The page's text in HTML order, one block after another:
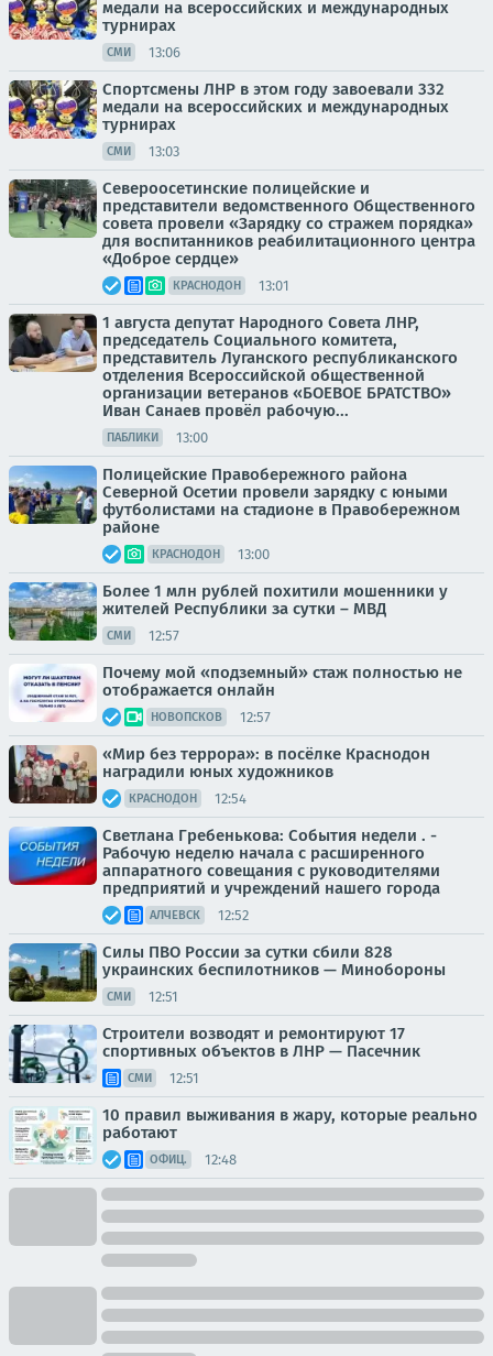
медали на всероссийских и международных
турнирах
СМИ 13:06
Спортсмены ЛНР в этом году завоевали 332
медали на всероссийских и международных
турнирах
СМИ 13:03
Североосетинские полицейские и
представители ведомственного Общественного
совета провели «Зарядку со стражем порядка»
для воспитанников реабилитационного центра
«Доброе сердце»
КРАСНОДОН 13:01
1 августа депутат Народного Совета ЛНР,
председатель Социального комитета,
представитель Луганского республиканского
отделения Всероссийской общественной
организации ветеранов «БОЕВОЕ БРАТСТВО»
Иван Санаев провёл рабочую...
ПАБЛИКИ 13:00
Полицейские Правобережного района
Северной Осетии провели зарядку с юными
футболистами на стадионе в Правобережном
районе
КРАСНОДОН 13:00
Более 1 млн рублей похитили мошенники у
жителей Республики за сутки – МВД
СМИ 12:57
Почему мой «подземный» стаж полностью не
отображается онлайн
НОВОПСКОВ 12:57
«Мир без террора»: в посёлке Краснодон
наградили юных художников
КРАСНОДОН 12:54
Светлана Гребенькова: События недели . -
Рабочую неделю начала с расширенного
аппаратного совещания с руководителями
предприятий и учреждений нашего города
АЛЧЕВСК 12:52
Силы ПВО России за сутки сбили 828
украинских беспилотников — Минобороны
СМИ 12:51
Строители возводят и ремонтируют 17
спортивных объектов в ЛНР — Пасечник
СМИ 12:51
10 правил выживания в жару, которые реально
работают
ОФИЦ. 12:48